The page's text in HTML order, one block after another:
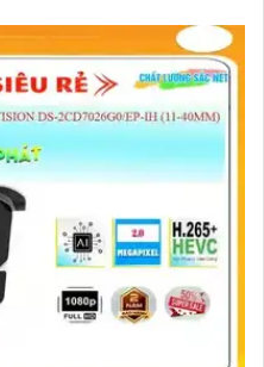
giúp camera có màu rõ nét